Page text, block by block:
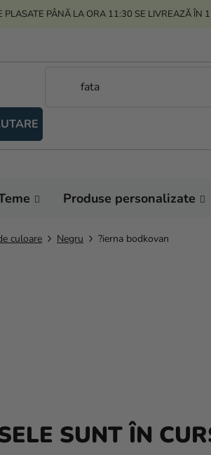
PLASATE PÂNĂ LA ORA 11:30 SE LIVREAZĂ ÎN
Produse personalizate
culoare Negru ?ierna bodkovan
SUNT ÎN